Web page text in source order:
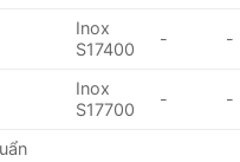
Inox
S17400
- -
Inox
S17700
- -